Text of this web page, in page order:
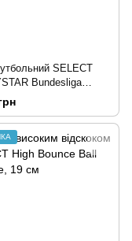
SELECT
Bundesliga
v23